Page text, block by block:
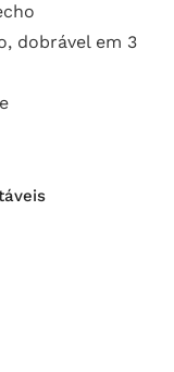
dobrável em 3